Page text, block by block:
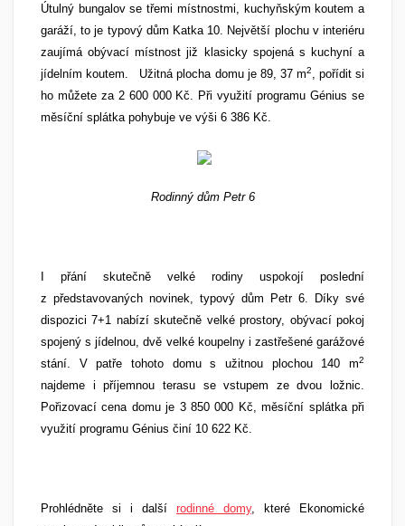
Útulný bungalov se třemi místnostmi, kuchyňským koutem a
garáží, to je typový dům Katka 10. Největší plochu v interiéru
zaujímá obývací místnost již klasicky spojená s kuchyní a
jídelním koutem. Užitná plocha domu je 89, 37 m2
, pořídit si
ho můžete za 2 600 000 Kč. Při využití programu Génius se
měsíční splátka pohybuje ve výši 6 386 Kč.
Rodinný dům Petr 6
I přání skutečně velké rodiny uspokojí poslední
z představovaných novinek, typový dům Petr 6. Díky své
dispozici 7+1 nabízí skutečně velké prostory, obývací pokoj
spojený s jídelnou, dvě velké koupelny i zastřešené garážové
stání. V patře tohoto domu s užitnou plochou 140 m2
najdeme i příjemnou terasu se vstupem ze dvou ložnic.
Pořizovací cena domu je 3 850 000 Kč, měsíční splátka při
využití programu Génius činí 10 622 Kč.
Prohlédněte si i další rodinné domy, které Ekonomické